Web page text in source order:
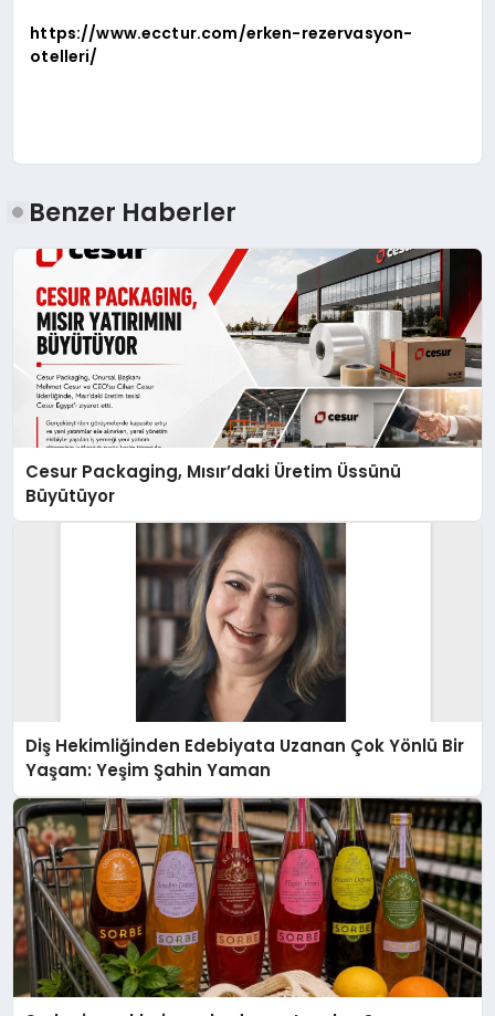
https://www.ecctur.com/erken-rezervasyon-
otelleri/
Benzer Haberler
Cesur Packaging, Mısır’daki Üretim Üssünü
Büyütüyor
Diş Hekimliğinden Edebiyata Uzanan Çok Yönlü Bir
Yaşam: Yeşim Şahin Yaman